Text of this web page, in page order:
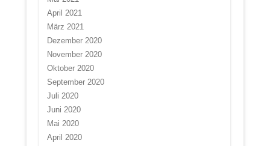
April 2021
März 2021
Dezember 2020
November 2020
Oktober 2020
September 2020
Juli 2020
Juni 2020
Mai 2020
April 2020